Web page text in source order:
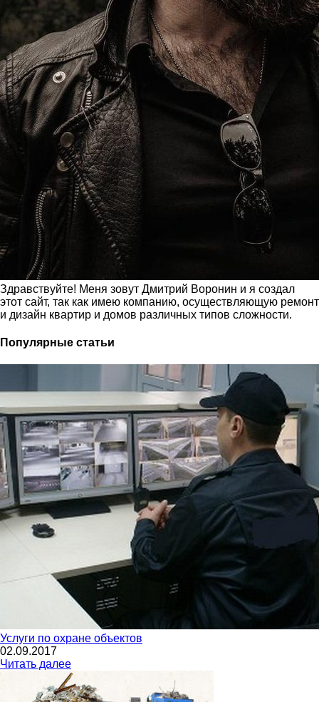
Здравствуйте! Меня зовут Дмитрий Воронин и я создал
этот сайт, так как имею компанию, осуществляющую ремонт
и дизайн квартир и домов различных типов сложности.
Популярные статьи
Услуги по охране объектов
02.09.2017
Читать далее